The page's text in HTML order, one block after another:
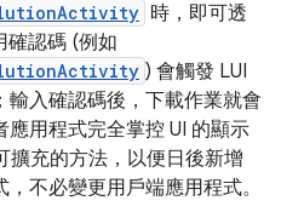
時，即可透
確認碼 (例如
) 會觸發 LUI
入確認碼後，下載作業就會
用程式完全掌控 UI 的顯示
擴充的方法，以便日後新增
不必變更用戶端應用程式。